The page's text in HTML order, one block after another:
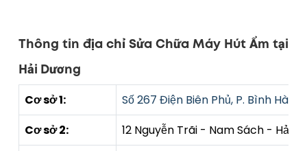
Thông tin địa chỉ Sửa Chữa Máy Hút Ẩm tại
Hải Dương
Cơ sở 1:
Số 267 Điện Biên Phủ, P. Bình Hàn,
Cơ sở 2:
12 Nguyễn Trãi - Nam Sách - Hải